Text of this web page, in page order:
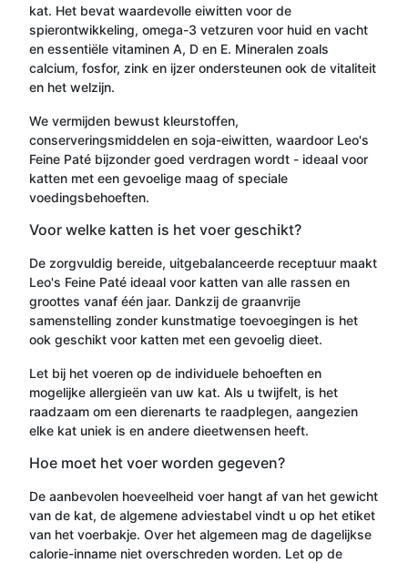
kat. Het bevat waardevolle eiwitten voor de
spierontwikkeling, omega-3 vetzuren voor huid en vacht
en essentiële vitaminen A, D en E. Mineralen zoals
calcium, fosfor, zink en ijzer ondersteunen ook de vitaliteit
en het welzijn.
We vermijden bewust kleurstoffen,
conserveringsmiddelen en soja-eiwitten, waardoor Leo's
Feine Paté bijzonder goed verdragen wordt - ideaal voor
katten met een gevoelige maag of speciale
voedingsbehoeften.
Voor welke katten is het voer geschikt?
De zorgvuldig bereide, uitgebalanceerde receptuur maakt
Leo's Feine Paté ideaal voor katten van alle rassen en
groottes vanaf één jaar. Dankzij de graanvrije
samenstelling zonder kunstmatige toevoegingen is het
ook geschikt voor katten met een gevoelig dieet.
Let bij het voeren op de individuele behoeften en
mogelijke allergieën van uw kat. Als u twijfelt, is het
raadzaam om een dierenarts te raadplegen, aangezien
elke kat uniek is en andere dieetwensen heeft.
Hoe moet het voer worden gegeven?
De aanbevolen hoeveelheid voer hangt af van het gewicht
van de kat, de algemene adviestabel vindt u op het etiket
van het voerbakje. Over het algemeen mag de dagelijkse
calorie-inname niet overschreden worden. Let op de